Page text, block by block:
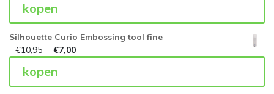
kopen
Silhouette Curio Embossing tool fine
€10,95 €7,00
kopen